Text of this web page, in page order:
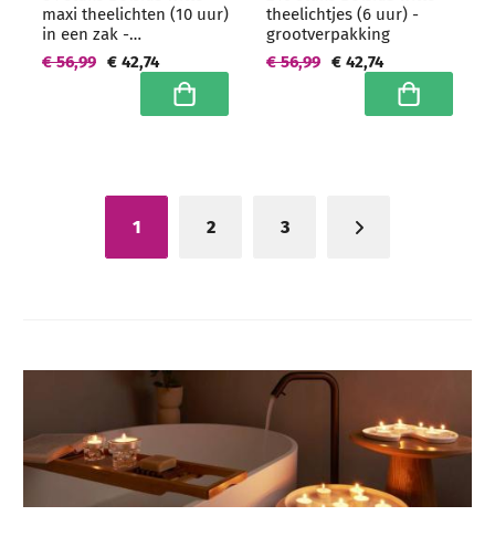
maxi theelichten (10 uur)
in een zak -
grootverpakking
€ 42,74
€ 56,99
In winkelwagen
theelichtjes (6 uur) -
grootverpakking
€ 42,74
€ 56,99
In
U lees momenteel pagina
1 2 3